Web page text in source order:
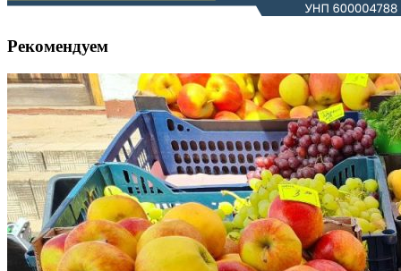
Рекомендуем